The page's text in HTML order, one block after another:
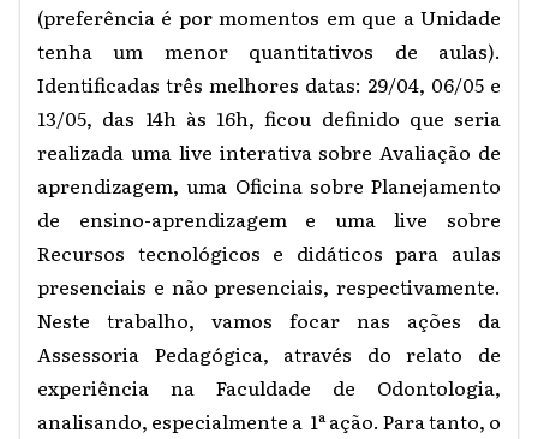
(preferência é por momentos em que a Unidade
tenha um menor quantitativos de aulas).
Identificadas três melhores datas: 29/04, 06/05 e
13/05, das 14h às 16h, ficou definido que seria
realizada uma live interativa sobre Avaliação de
aprendizagem, uma Oficina sobre Planejamento
de ensino-aprendizagem e uma live sobre
Recursos tecnológicos e didáticos para aulas
presenciais e não presenciais, respectivamente.
Neste trabalho, vamos focar nas ações da
Assessoria Pedagógica, através do relato de
experiência na Faculdade de Odontologia,
analisando, especialmente a 1ª ação. Para tanto, o